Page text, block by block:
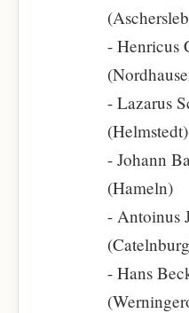
- Henricus
- Lazarus
(Helmstedt)
- Johann
(Hameln)
- Antoinus
- Hans